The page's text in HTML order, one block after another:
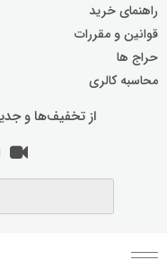
راهنمای خرید
قوانین و مقررات
حراج ها
محاسبه کالری
از تخفیف‌ها و